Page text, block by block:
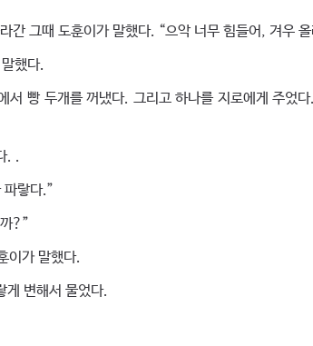
그때 도훈이가 말했다. “으악 너무 힘들어, 겨우 올
했다.
빵 두개를 꺼냈다. 그리고 하나를 지로에게 주었다
. .
랗다.”
?”
이가 말했다.
변해서 물었다.